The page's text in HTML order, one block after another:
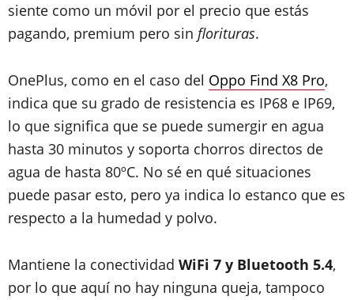
siente como un móvil por el precio que estás
pagando, premium pero sin florituras.
OnePlus, como en el caso del Oppo Find X8 Pro,
indica que su grado de resistencia es IP68 e IP69,
lo que significa que se puede sumergir en agua
hasta 30 minutos y soporta chorros directos de
agua de hasta 80ºC. No sé en qué situaciones
puede pasar esto, pero ya indica lo estanco que es
respecto a la humedad y polvo.
Mantiene la conectividad WiFi 7 y Bluetooth 5.4,
por lo que aquí no hay ninguna queja, tampoco